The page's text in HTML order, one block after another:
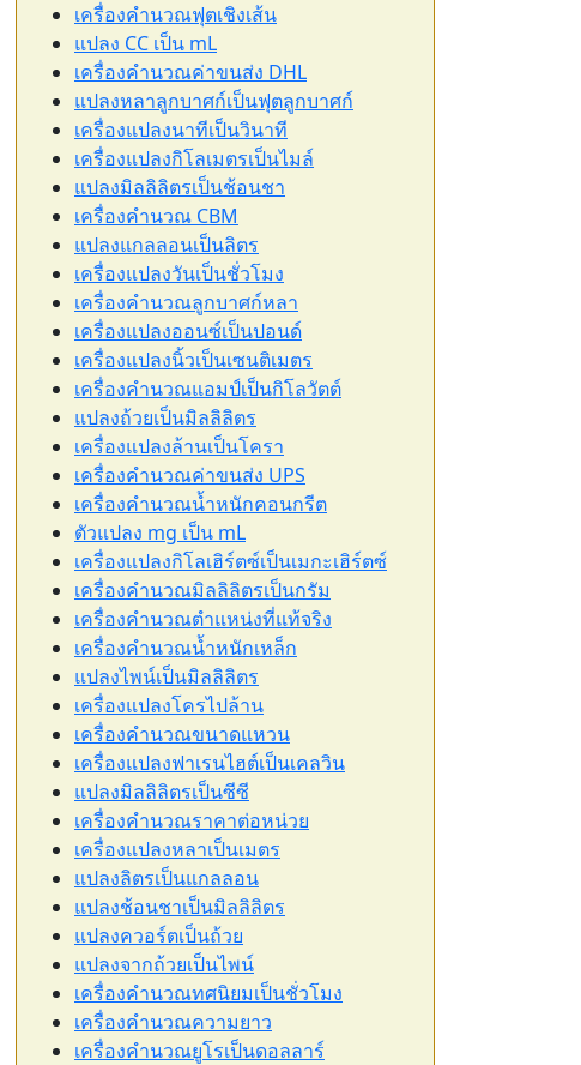
เครื่องคำนวณฟุตเชิงเส้น
แปลง CC เป็น mL
เครื่องคำนวณค่าขนส่ง DHL
แปลงหลาลูกบาศก์เป็นฟุตลูกบาศก์
เครื่องแปลงนาทีเป็นวินาที
เครื่องแปลงกิโลเมตรเป็นไมล์
แปลงมิลลิลิตรเป็นช้อนชา
เครื่องคำนวณ CBM
แปลงแกลลอนเป็นลิตร
เครื่องแปลงวันเป็นชั่วโมง
เครื่องคำนวณลูกบาศก์หลา
เครื่องแปลงออนซ์เป็นปอนด์
เครื่องแปลงนิ้วเป็นเซนติเมตร
เครื่องคำนวณแอมป์เป็นกิโลวัตต์
แปลงถ้วยเป็นมิลลิลิตร
เครื่องแปลงล้านเป็นโครา
เครื่องคำนวณค่าขนส่ง UPS
เครื่องคำนวณน้ำหนักคอนกรีต
ตัวแปลง mg เป็น mL
เครื่องแปลงกิโลเฮิร์ตซ์เป็นเมกะเฮิร์ตซ์
เครื่องคำนวณมิลลิลิตรเป็นกรัม
เครื่องคำนวณตำแหน่งที่แท้จริง
เครื่องคำนวณน้ำหนักเหล็ก
แปลงไพน์เป็นมิลลิลิตร
เครื่องแปลงโครไปล้าน
เครื่องคำนวณขนาดแหวน
เครื่องแปลงฟาเรนไฮต์เป็นเคลวิน
แปลงมิลลิลิตรเป็นซีซี
เครื่องคำนวณราคาต่อหน่วย
เครื่องแปลงหลาเป็นเมตร
แปลงลิตรเป็นแกลลอน
แปลงช้อนชาเป็นมิลลิลิตร
แปลงควอร์ตเป็นถ้วย
แปลงจากถ้วยเป็นไพน์
เครื่องคำนวณทศนิยมเป็นชั่วโมง
เครื่องคำนวณความยาว
เครื่องคำนวณยูโรเป็นดอลลาร์